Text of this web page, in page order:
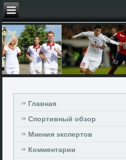
Главная
Спортивный обзор
Мнения экспертов
Комментарии